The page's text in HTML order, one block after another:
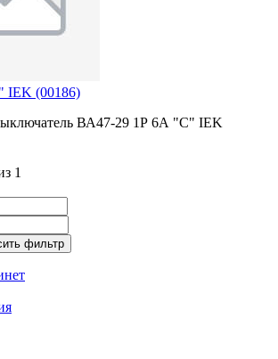
IEK (00186)
ВА47-29 1Р 6А "C" IEK
1
фильтр